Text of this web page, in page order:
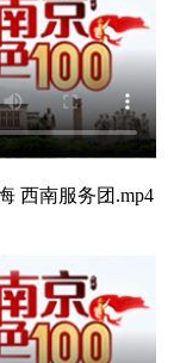
西南服务团.mp4